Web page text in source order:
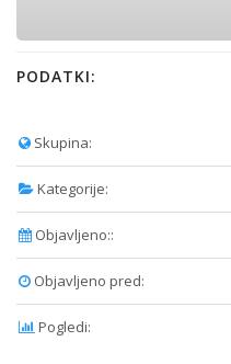
PODATKI:
Skupina:
Kategorije:
Objavljeno::
Objavljeno pred:
Pogledi: